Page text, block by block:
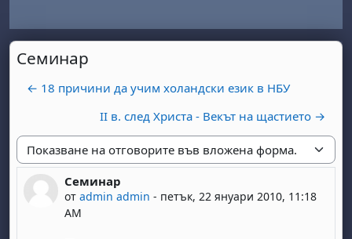
Семинар
← 18 причини да учим холандски език в НБУ
II в. след Христа - Векът на щастието →
Начин на показване
Семинар
от admin admin - петък, 22 януари 2010, 11:18
AM
Number of replies: 0